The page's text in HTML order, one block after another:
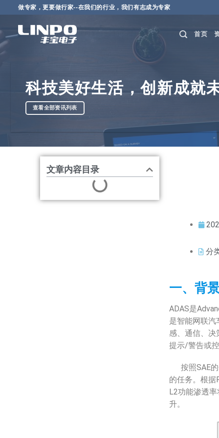
做专家，更要做行家--在我们的行业，我们有志成为专家
首页
科技美好生活，创新成就
查看全部资讯列表
文章内容目录
分
一、背
ADAS是
是智能网联汽
感、通信、
提示/警告或
按照SAE的
的任务。根据
L2功能渗透
升。